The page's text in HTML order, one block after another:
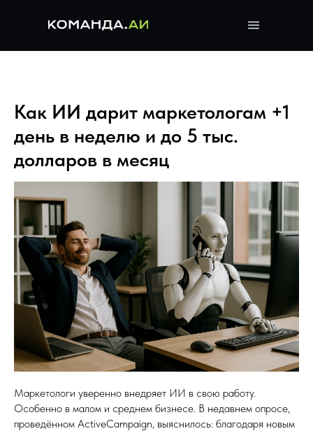
Как ИИ дарит маркетологам +1
день в неделю и до 5 тыс.
долларов в месяц
Маркетологи уверенно внедряет ИИ в свою работу.
Особенно в малом и среднем бизнесе. В недавнем опросе,
проведённом ActiveCampaign, выяснилось: благодаря новым